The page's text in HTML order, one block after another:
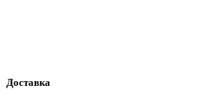
Доставка